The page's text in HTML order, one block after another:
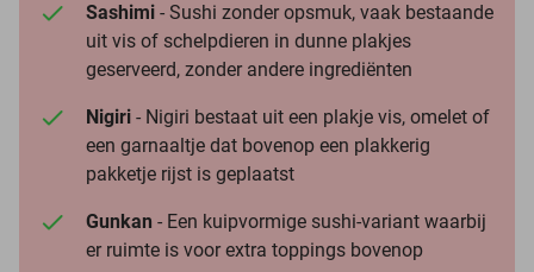
Sashimi - Sushi zonder opsmuk, vaak bestaande
uit vis of schelpdieren in dunne plakjes
geserveerd, zonder andere ingrediënten
Nigiri - Nigiri bestaat uit een plakje vis, omelet of
een garnaaltje dat bovenop een plakkerig
pakketje rijst is geplaatst
Gunkan - Een kuipvormige sushi-variant waarbij
er ruimte is voor extra toppings bovenop